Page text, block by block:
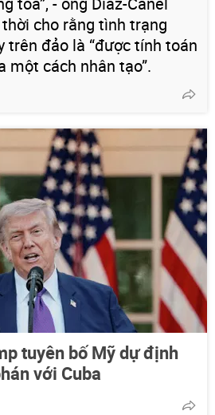
cho rằng tình trạng
trên đảo là “được tính toán
một cách nhân tạo”.
tuyên bố Mỹ dự định
với Cuba